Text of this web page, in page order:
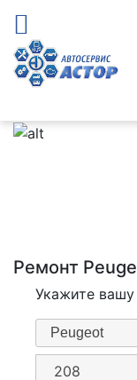
Ремонт
Укажите
Peugeot